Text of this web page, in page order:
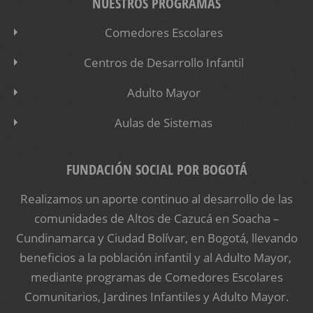
Comedores Escolares
Centros de Desarrollo Infantil
Adulto Mayor
Aulas de Sistemas
FUNDACIÓN SOCIAL POR BOGOTÁ
Realizamos un aporte continuo al desarrollo de las
comunidades de Altos de Cazucá en Soacha –
Cundinamarca y Ciudad Bolívar, en Bogotá, llevando
beneficios a la población infantil y al Adulto Mayor,
mediante programas de Comedores Escolares
Comunitarios, Jardines Infantiles y Adulto Mayor.